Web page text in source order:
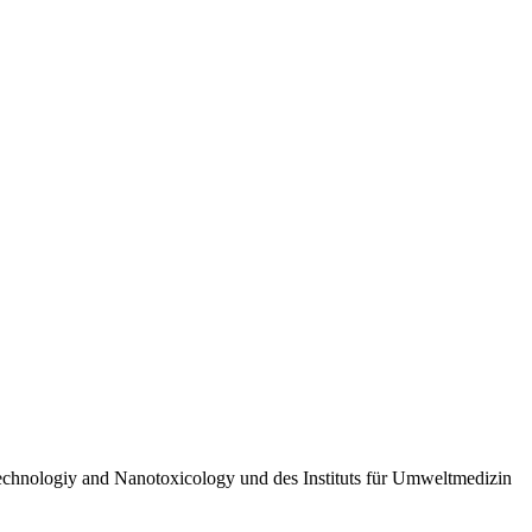
and Nanotoxicology und des Instituts für Umweltmedizin